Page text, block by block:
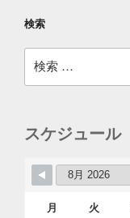
検索
索:
スケジュール
月 火